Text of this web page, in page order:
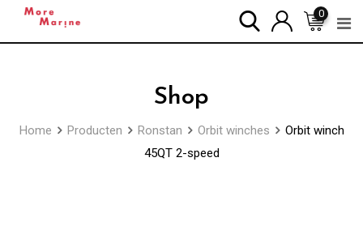
0
Shop
Home Producten Ronstan Orbit winches
Orbit winch
45QT 2-speed